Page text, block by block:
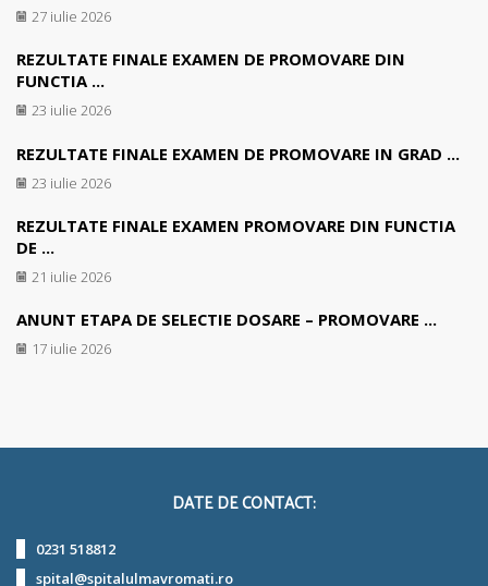
27 iulie 2026
REZULTATE FINALE EXAMEN DE PROMOVARE DIN
FUNCTIA ...
23 iulie 2026
REZULTATE FINALE EXAMEN DE PROMOVARE IN GRAD ...
23 iulie 2026
REZULTATE FINALE EXAMEN PROMOVARE DIN FUNCTIA
DE ...
21 iulie 2026
ANUNT ETAPA DE SELECTIE DOSARE – PROMOVARE ...
17 iulie 2026
DATE DE CONTACT:
0231 518812
spital@spitalulmavromati.ro